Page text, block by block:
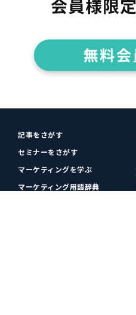
記事をさがす
セミナーをさがす
マーケティングを学ぶ
マーケティング用語辞典